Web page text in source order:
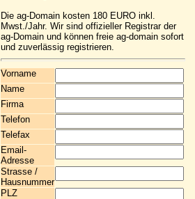
Die ag-Domain kosten 180 EURO inkl.
Mwst./Jahr. Wir sind offizieller Registrar der
ag-Domain und können freie ag-domain sofort
und zuverlässig registrieren.
Vorname
Name
Firma
Telefon
Telefax
Email-
Adresse
Strasse /
Hausnummer
PLZ